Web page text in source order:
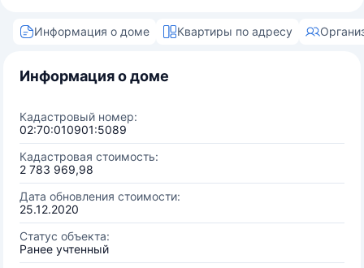
Информация о доме Квартиры по адресу
Информация о доме
Кадастровый номер:
02:70:010901:5089
Кадастровая стоимость:
2 783 969,98
Дата обновления стоимости:
25.12.2020
Статус объекта:
Ранее учтенный